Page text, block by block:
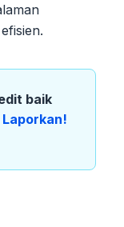
baik
Laporkan!